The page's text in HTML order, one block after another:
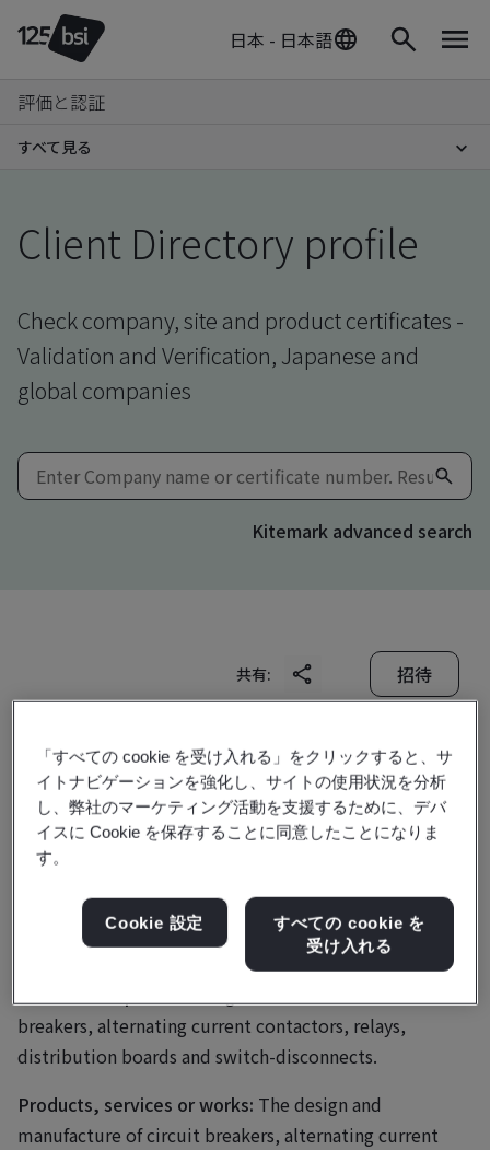
日本 - 日本語
評価と認証
すべて見る
Client Directory profile
Check company, site and product certificates -
Validation and Verification, Japanese and
global companies
Kitemark advanced search
共有: 招待
Shanghai Liangxin
Electrical Co., Ltd.
breakers, alternating current contactors, relays,
distribution boards and switch-disconnects.
Products, services or works: The design and
manufacture of circuit breakers, alternating current
「すべての cookie を受け入れる」をクリックすると、サ
イトナビゲーションを強化し、サイトの使用状況を分析
し、弊社のマーケティング活動を支援するために、デバ
イスに Cookie を保存することに同意したことになりま
す。
Cookie 設定
すべての cookie を
受け入れる